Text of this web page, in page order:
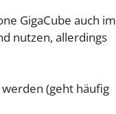
GigaCube auch im
nutzen, allerdings
(geht häufig